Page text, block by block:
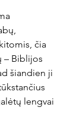
čia
– Biblijos
šiandien ji
lengvai